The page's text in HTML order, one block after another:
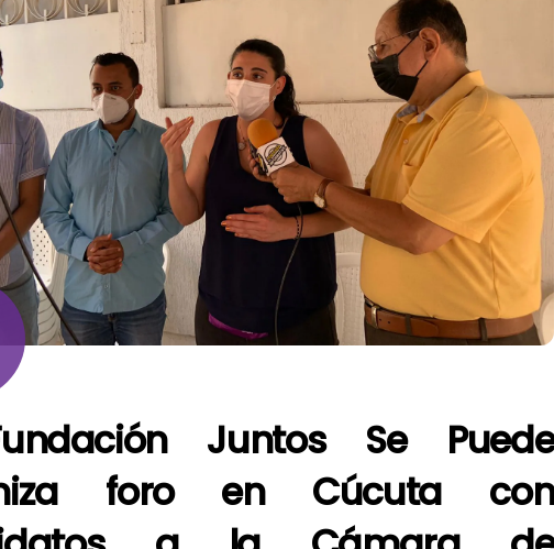
Juntos Se Puede
foro en Cúcuta con